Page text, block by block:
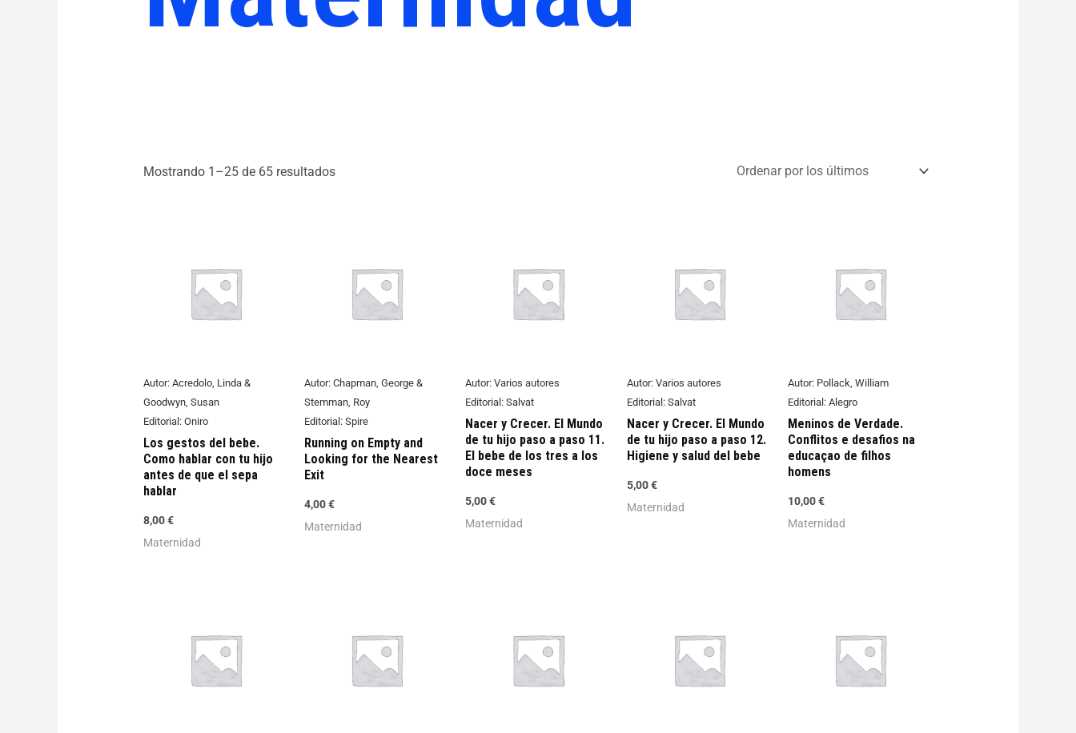
Mostrando 1–25 de 65 resultados
Autor:Acredolo, Linda &
Goodwyn, Susan
Editorial:Oniro
Los gestos del bebe.
Como hablar con tu hijo
antes de que el sepa
hablar
8,00€
Maternidad
Autor: Chapman, George &
Stemman, Roy
Editorial: Spire
Running on Empty and
Looking for the Nearest
Exit
4,00€
Maternidad
Autor: Varios autores
Editorial: Salvat
Nacer y Crecer. El Mundo
de tu hijo paso a paso 11.
El bebe de los tres a los
doce meses
5,00€
Maternidad
Autor:Varios autores
Editorial:Salvat
Nacer y Crecer. El Mundo
de tu hijo paso a paso 12.
Higiene y salud del bebe
5,00€
Maternidad
Autor:Pollack, William
Editorial:Alegro
Meninos de Verdade.
Conflitos e desafios na
educaçao de filhos
homens
10,00€
Maternidad